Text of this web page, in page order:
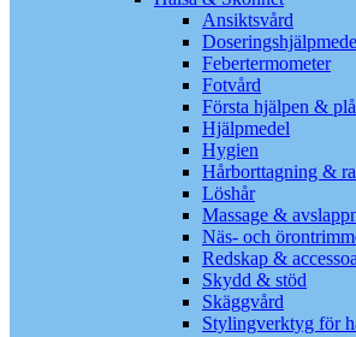
Ansiktsvård
Febertermometer
Fotvård
Första hjälpen &
Hjälpmedel
Hygien
Hårborttagning &
Löshår
Massage &
Näs- och
Redskap &
Skydd & stöd
Skäggvård
Stylingverktyg för